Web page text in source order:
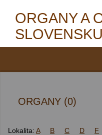
ORGANY A
SLOVENSKU
ORGANY (0)
Lokalita: A B C D F